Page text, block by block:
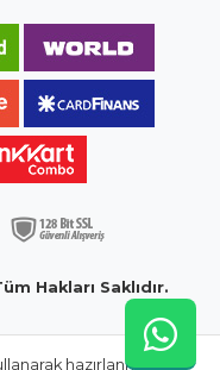
Hakları Saklıdır.
hazırlanmıştır.